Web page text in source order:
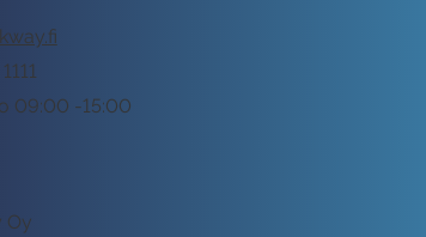
09:00 -15:00
Oy